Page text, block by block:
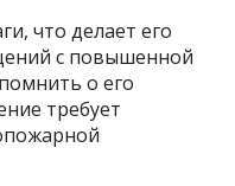
что делает его
с повышенной
о его
требует